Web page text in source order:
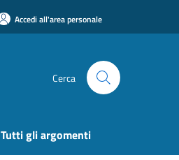
Accedi all'area personale
Cerca
Tutti gli argomenti